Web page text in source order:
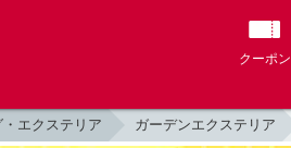
クーポン
エクステリア ガーデンエクステリア